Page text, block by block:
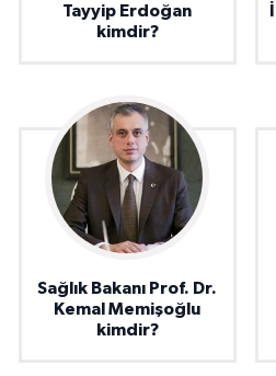
Tayyip Erdoğan
kimdir?
Sağlık Bakanı Prof. Dr.
Kemal Memişoğlu
kimdir?